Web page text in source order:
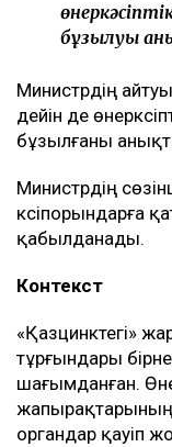
бұзылуы
Министрдің
дейін де
бұзылғаны
Министрдің
кәсіпорындарға
қабылданады.
Контекст
«Қазцинктегі»
тұрғындары
шағымданған.
жапырақтарының
органдар қауіп